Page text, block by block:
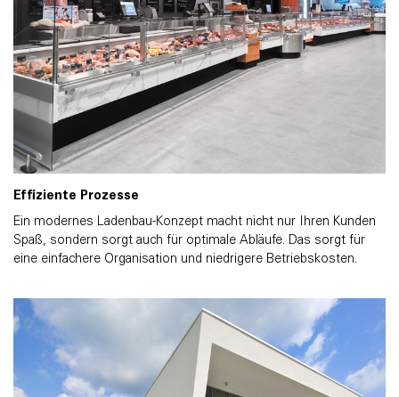
Effiziente Prozesse
Ein modernes Ladenbau-Konzept macht nicht nur Ihren Kunden
Spaß, sondern sorgt auch für optimale Abläufe. Das sorgt für
eine einfachere Organisation und niedrigere Betriebskosten.